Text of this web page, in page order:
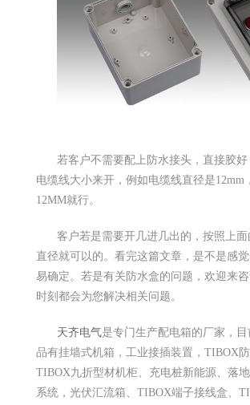
若客户不需要配上防水接头，直接胶
电缆线大小来开，例如电缆线直径是12mm
12MM就行。
客户若是需要开几进几出的，按照上
直径就可以的。看完这篇文章，是不是感觉
易确定。 若是有关防水盒的问题，欢迎来咨
时刻都会为您解决相关问题。
天齐电气是专门生产配电箱的厂家，
品有挂墙式机箱，工业接插装置，TIBOX防
TIBOX九折型材机柜、充电桩新能源、落
系统，光伏汇流箱、TIBOX端子接线盒、